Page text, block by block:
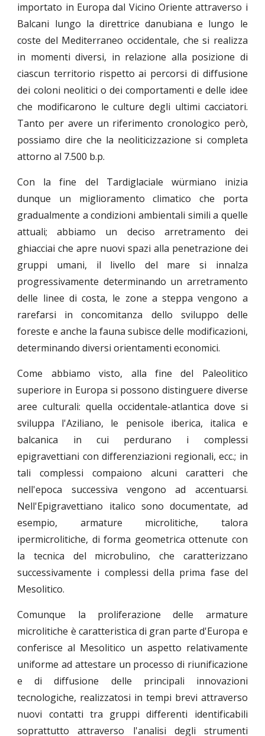
importato in Europa dal Vicino Oriente attraverso i
Balcani lungo la direttrice danubiana e lungo le
coste del Mediterraneo occidentale, che si realizza
in momenti diversi, in relazione alla posizione di
ciascun territorio rispetto ai percorsi di diffusione
dei coloni neolitici o dei comportamenti e delle idee
che modificarono le culture degli ultimi cacciatori.
Tanto per avere un riferimento cronologico però,
possiamo dire che la neoliticizzazione si completa
attorno al 7.500 b.p.
Con la fine del Tardiglaciale würmiano inizia
dunque un miglioramento climatico che porta
gradualmente a condizioni ambientali simili a quelle
attuali; abbiamo un deciso arretramento dei
ghiacciai che apre nuovi spazi alla penetrazione dei
gruppi umani, il livello del mare si innalza
progressivamente determinando un arretramento
delle linee di costa, le zone a steppa vengono a
rarefarsi in concomitanza dello sviluppo delle
foreste e anche la fauna subisce delle modificazioni,
determinando diversi orientamenti economici.
Come abbiamo visto, alla fine del Paleolitico
superiore in Europa si possono distinguere diverse
aree culturali: quella occidentale-atlantica dove si
sviluppa l'Aziliano, le penisole iberica, italica e
balcanica in cui perdurano i complessi
epigravettiani con differenziazioni regionali, ecc.; in
tali complessi compaiono alcuni caratteri che
nell'epoca successiva vengono ad accentuarsi.
Nell'Epigravettiano italico sono documentate, ad
esempio, armature microlitiche, talora
ipermicrolitiche, di forma geometrica ottenute con
la tecnica del microbulino, che caratterizzano
successivamente i complessi della prima fase del
Mesolitico.
Comunque la proliferazione delle armature
microlitiche è caratteristica di gran parte d'Europa e
conferisce al Mesolitico un aspetto relativamente
uniforme ad attestare un processo di riunificazione
e di diffusione delle principali innovazioni
tecnologiche, realizzatosi in tempi brevi attraverso
nuovi contatti tra gruppi differenti identificabili
soprattutto attraverso l'analisi degli strumenti